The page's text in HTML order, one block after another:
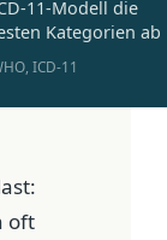
11-Modell die
Kategorien ab
ICD-11
oft